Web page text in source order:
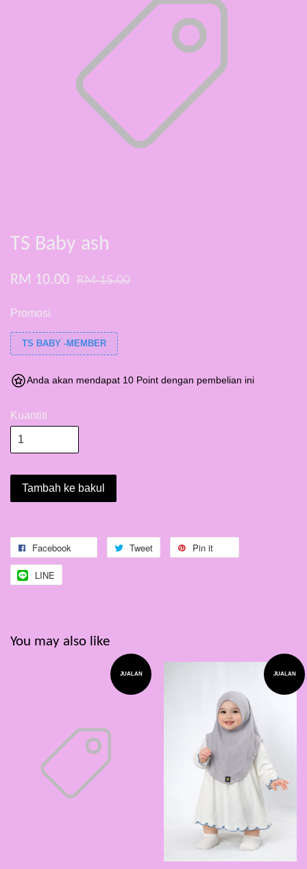
TS Baby ash
RM 10.00 RM 15.00
Promosi
TS BABY -MEMBER
Anda akan mendapat 10 Point dengan pembelian ini
Kuantiti
Tambah ke bakul
Facebook Tweet Pin it
LINE
You may also like
JUALAN JUALAN